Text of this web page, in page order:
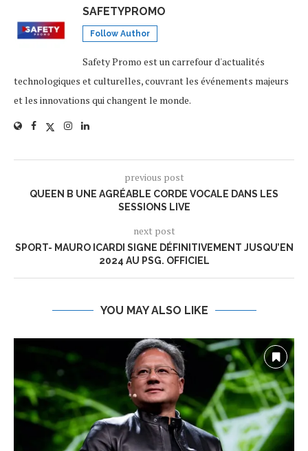
SAFETYPROMO
Follow Author
Safety Promo est un carrefour d'actualités
technologiques et culturelles, couvrant les événements majeurs
et les innovations qui changent le monde.
previous post
QUEEN B UNE AGRÉABLE CORDE VOCALE DANS LES
SESSIONS LIVE
next post
SPORT- MAURO ICARDI SIGNE DÉFINITIVEMENT JUSQU’EN
2024 AU PSG. OFFICIEL
YOU MAY ALSO LIKE